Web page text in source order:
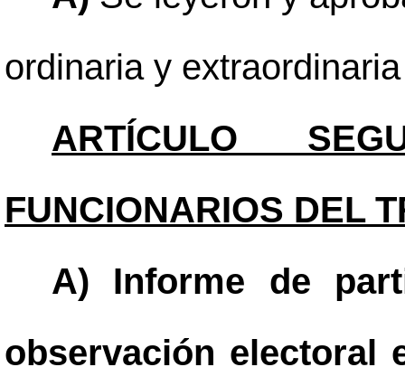
ordinaria y
ARTÍCULO
FUNCIONARIOS DEL
A) Informe de
observación electoral